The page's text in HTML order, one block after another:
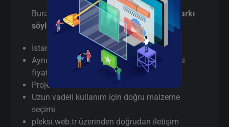
Burada pazarlama yapmıyorum,gerçek farkı
söylüyorum:
İstanbul’da gerçek üretici(aracı değil)
Aynı gün / hızlı terminli 3 mm aynalı pleksi
fiyatı kesim
Proje bazlı teknik destek
Uzun vadeli kullanım için doğru malzeme
seçimi
pleksi.web.tr üzerinden doğrudan iletişim